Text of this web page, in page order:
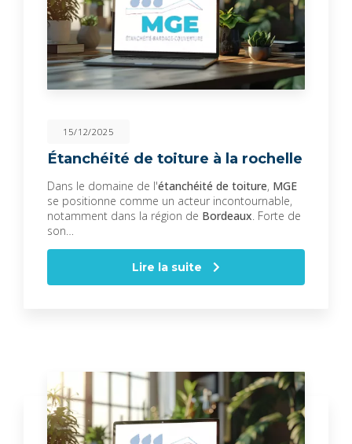
15/12/2025
Étanchéité de toiture à la rochelle
Dans le domaine de l'étanchéité de toiture, MGE
se positionne comme un acteur incontournable,
notamment dans la région de Bordeaux . Forte de
son…
Lire la suite